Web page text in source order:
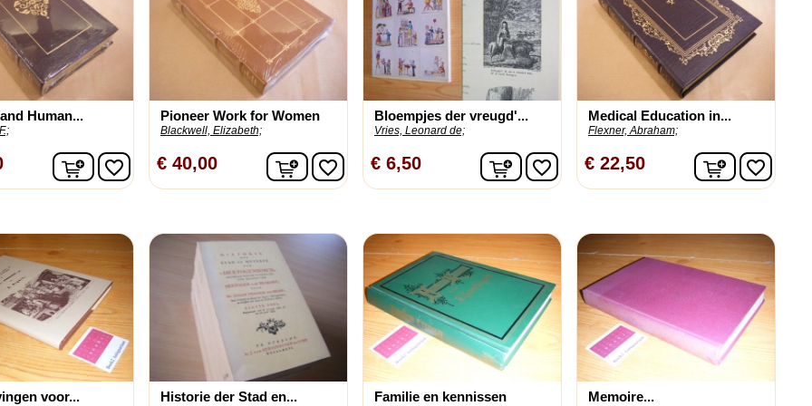
Human...
In winkelwagen
favorite_border
Pioneer Work for Women
Blackwell, Elizabeth;
€ 40,00 In winkelwagen
favorite_border
Bloempjes der vreugd'...
Vries, Leonard de;
€ 6,50 In winkelwagen
favorite_border
Medical Education in...
Flexner, Abraham;
€ 22,50 Infavorite_border
voor... Historie der Stad en... Familie en kennissen Memoire...